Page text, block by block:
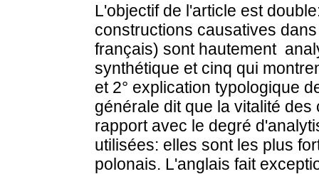
L'objectif de l'article est
constructions causatives
français) sont hautement
synthétique et cinq qui
et 2° explication typologique
générale dit que la vitalité
rapport avec le degré
utilisées: elles sont les plus
polonais. L'anglais fait